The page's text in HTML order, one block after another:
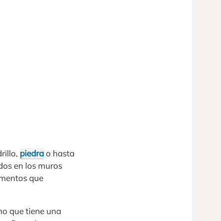
piedrao hasta
en los muros
que
que tiene una